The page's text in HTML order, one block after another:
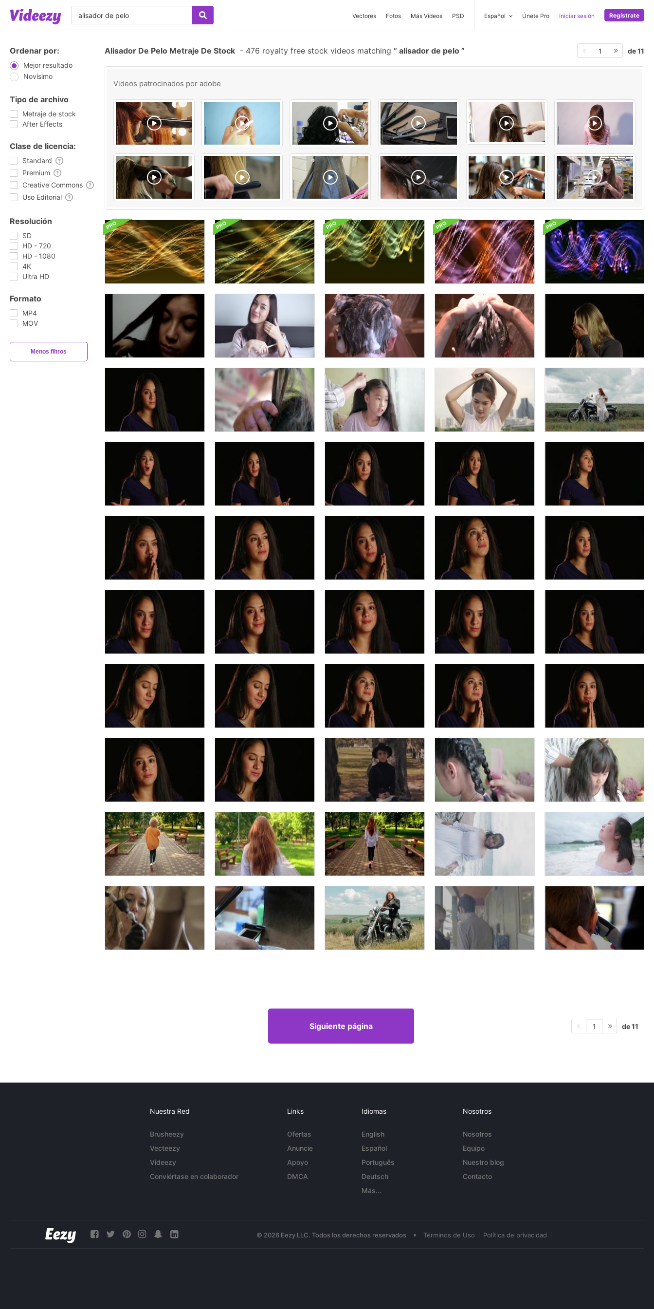
Vectores Fotos Más Videos PSD Español Únete Pro Iniciar sesión Regístrate
Ordenar por:
Mejor resultado
Novísimo
Tipo de archivo
Metraje de stock
After Effects
Clase de licencia:
Standard
Premium
Creative Commons
Uso Editorial
Resolución
SD
HD - 720
HD - 1080
4K
Ultra HD
Formato
MP4
MOV
Menos filtros
Alisador De Pelo Metraje De Stock - 476 royalty free stock videos matching alisador de pelo 1 de 11
Videos patrocinados por adobe
Siguiente página 1 de 11
Nuestra Red
Brusheezy
Vecteezy
Videezy
Conviértase en colaborador
Links
Ofertas
Anuncie
Apoyo
DMCA
Idiomas
English
Español
Português
Deutsch
Más...
Nosotros
Nosotros
Equipo
Nuestro blog
Contacto
© 2026 Eezy LLC. Todos los derechos reservados • Términos de Uso Política de privacidad